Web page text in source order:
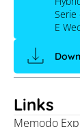
Links
Memodo
Serie
E